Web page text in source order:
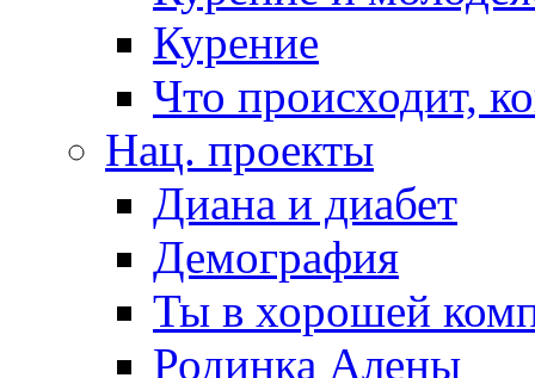
Курение
Что происходит,
Нац. проекты
Диана и диабет
Демография
Ты в хорошей
Родинка Алены